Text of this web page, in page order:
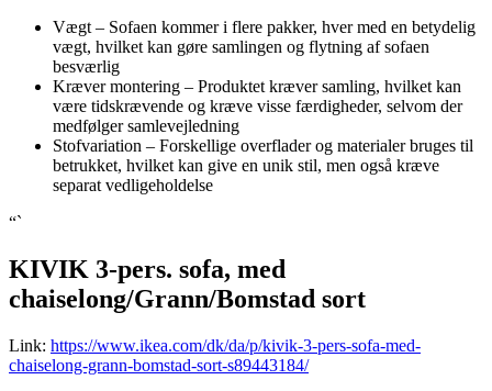
Vægt – Sofaen kommer i flere pakker, hver med en betydelig
vægt, hvilket kan gøre samlingen og flytning af sofaen
besværlig
Kræver montering – Produktet kræver samling, hvilket kan
være tidskrævende og kræve visse færdigheder, selvom der
medfølger samlevejledning
Stofvariation – Forskellige overflader og materialer bruges til
betrukket, hvilket kan give en unik stil, men også kræve
separat vedligeholdelse
“`
KIVIK 3-pers. sofa, med
chaiselong/Grann/Bomstad sort
Link: https://www.ikea.com/dk/da/p/kivik-3-pers-sofa-med-
chaiselong-grann-bomstad-sort-s89443184/